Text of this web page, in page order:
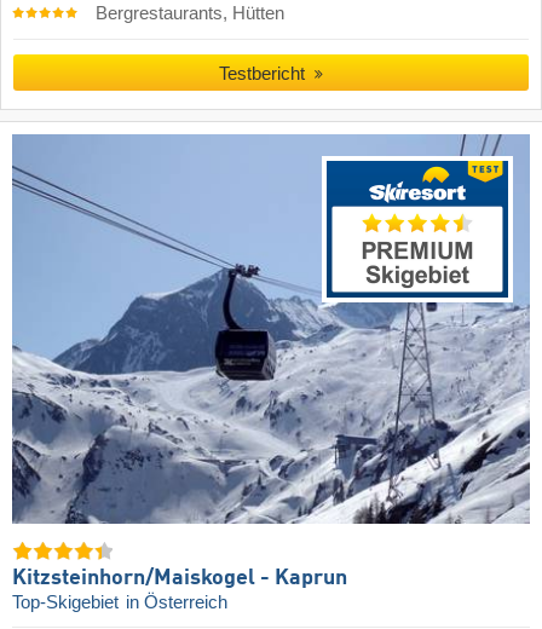
Bergrestaurants, Hütten
Testbericht
Kitzsteinhorn/​Maiskogel - Kaprun
Top-Skigebiet in Österreich